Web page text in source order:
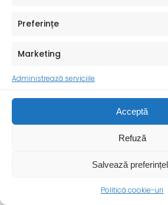
Preferințe
Marketing
Administrează serviciile
Acceptă
Refuză
Salvează
Politică cookie-uri
De peste 35 de ani,
desfășoară activități dedicate